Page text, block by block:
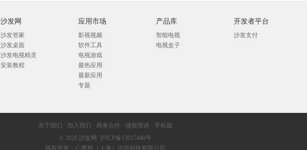
沙发网
沙发管家
沙发桌面
沙发电视精灵
安装教程
应用市场
影视视频
软件工具
电视游戏
最热应用
最新应用
专题
产品库
智能电视
电视盒子
开发者平台
沙发支付
关于我们 · 加入我们 · 商务合作 · 侵权投诉 · 手机版
© 2026 沙发网
沪ICP备13017440号
版权所有：心梦想（上海）信息科技有限公司